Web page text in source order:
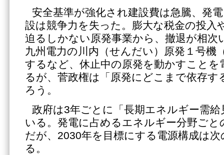
安全基準が強化され建設費は急騰、発
設は競争力を失った。膨大な税金の投入
迫るしかない原発事業から、撤退が相次
九州電力の川内（せんだい）原発１号機
するなど、休止中の原発を動かすことを
るが、菅政権は「原発にどこまで依存す
ろう。
政府は3年ごとに「長期エネルギー需
いる。発電に占めるエネルギー分野ご
だが、2030年を目標にする電源構成は
る。